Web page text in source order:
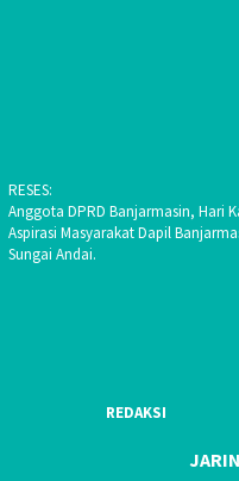
RESES:
Anggota DPRD Banjarmasin, Hari
Aspirasi Masyarakat Dapil
Sungai Andai.
REDAKSI